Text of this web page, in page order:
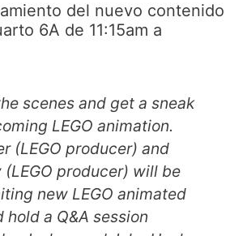
del nuevo contenido
6A de 11:15am a
scenes and get a sneak
LEGO animation.
(LEGO producer) and
(LEGO producer) will be
new LEGO animated
hold a Q&A session